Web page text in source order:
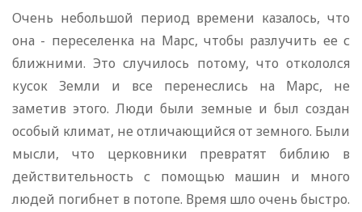
Очень небольшой период времени казалось, что
она - переселенка на Марс, чтобы разлучить ее с
ближними. Это случилось потому, что откололся
кусок Земли и все перенеслись на Марс, не
заметив этого. Люди были земные и был создан
особый климат, не отличающийся от земного. Были
мысли, что церковники превратят библию в
действительность с помощью машин и много
людей погибнет в потопе. Время шло очень быстро.